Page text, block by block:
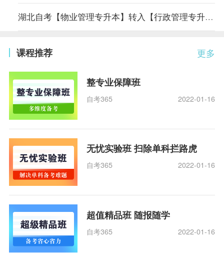
湖北自考【物业管理专升本】转入【行政管理专升本】专业课程顶替表
更多
课程推荐
整专业保障班
自考365 2022-01-16
无忧实验班 扫除单科拦路虎
自考365 2022-01-16
超值精品班 随报随学
自考365 2022-01-16